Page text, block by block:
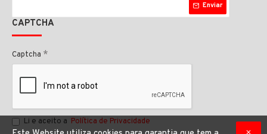
Enviar
CAPTCHA
Captcha
Li e aceito a Política de Privacidade